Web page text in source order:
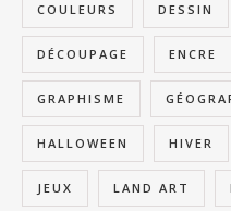
COULEURS DESSIN
DÉCOUPAGE ENCRE
GRAPHISME
HALLOWEEN HIVER
JEUX LAND ART